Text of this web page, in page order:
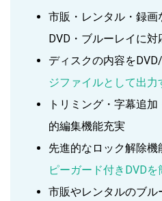
市販・レンタル・録
DVD・ブルーレイに対
ディスクの内容を
ジファイルとして出力
トリミング・字幕追
的編集機能充実
先進的なロック解除機
ピーガード付きDVD
市販やレンタルのブ